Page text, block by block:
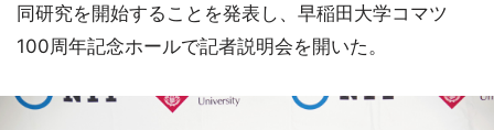
同研究を開始することを発表し、早稲田大学コマツ
100周年記念ホールで記者説明会を開いた。